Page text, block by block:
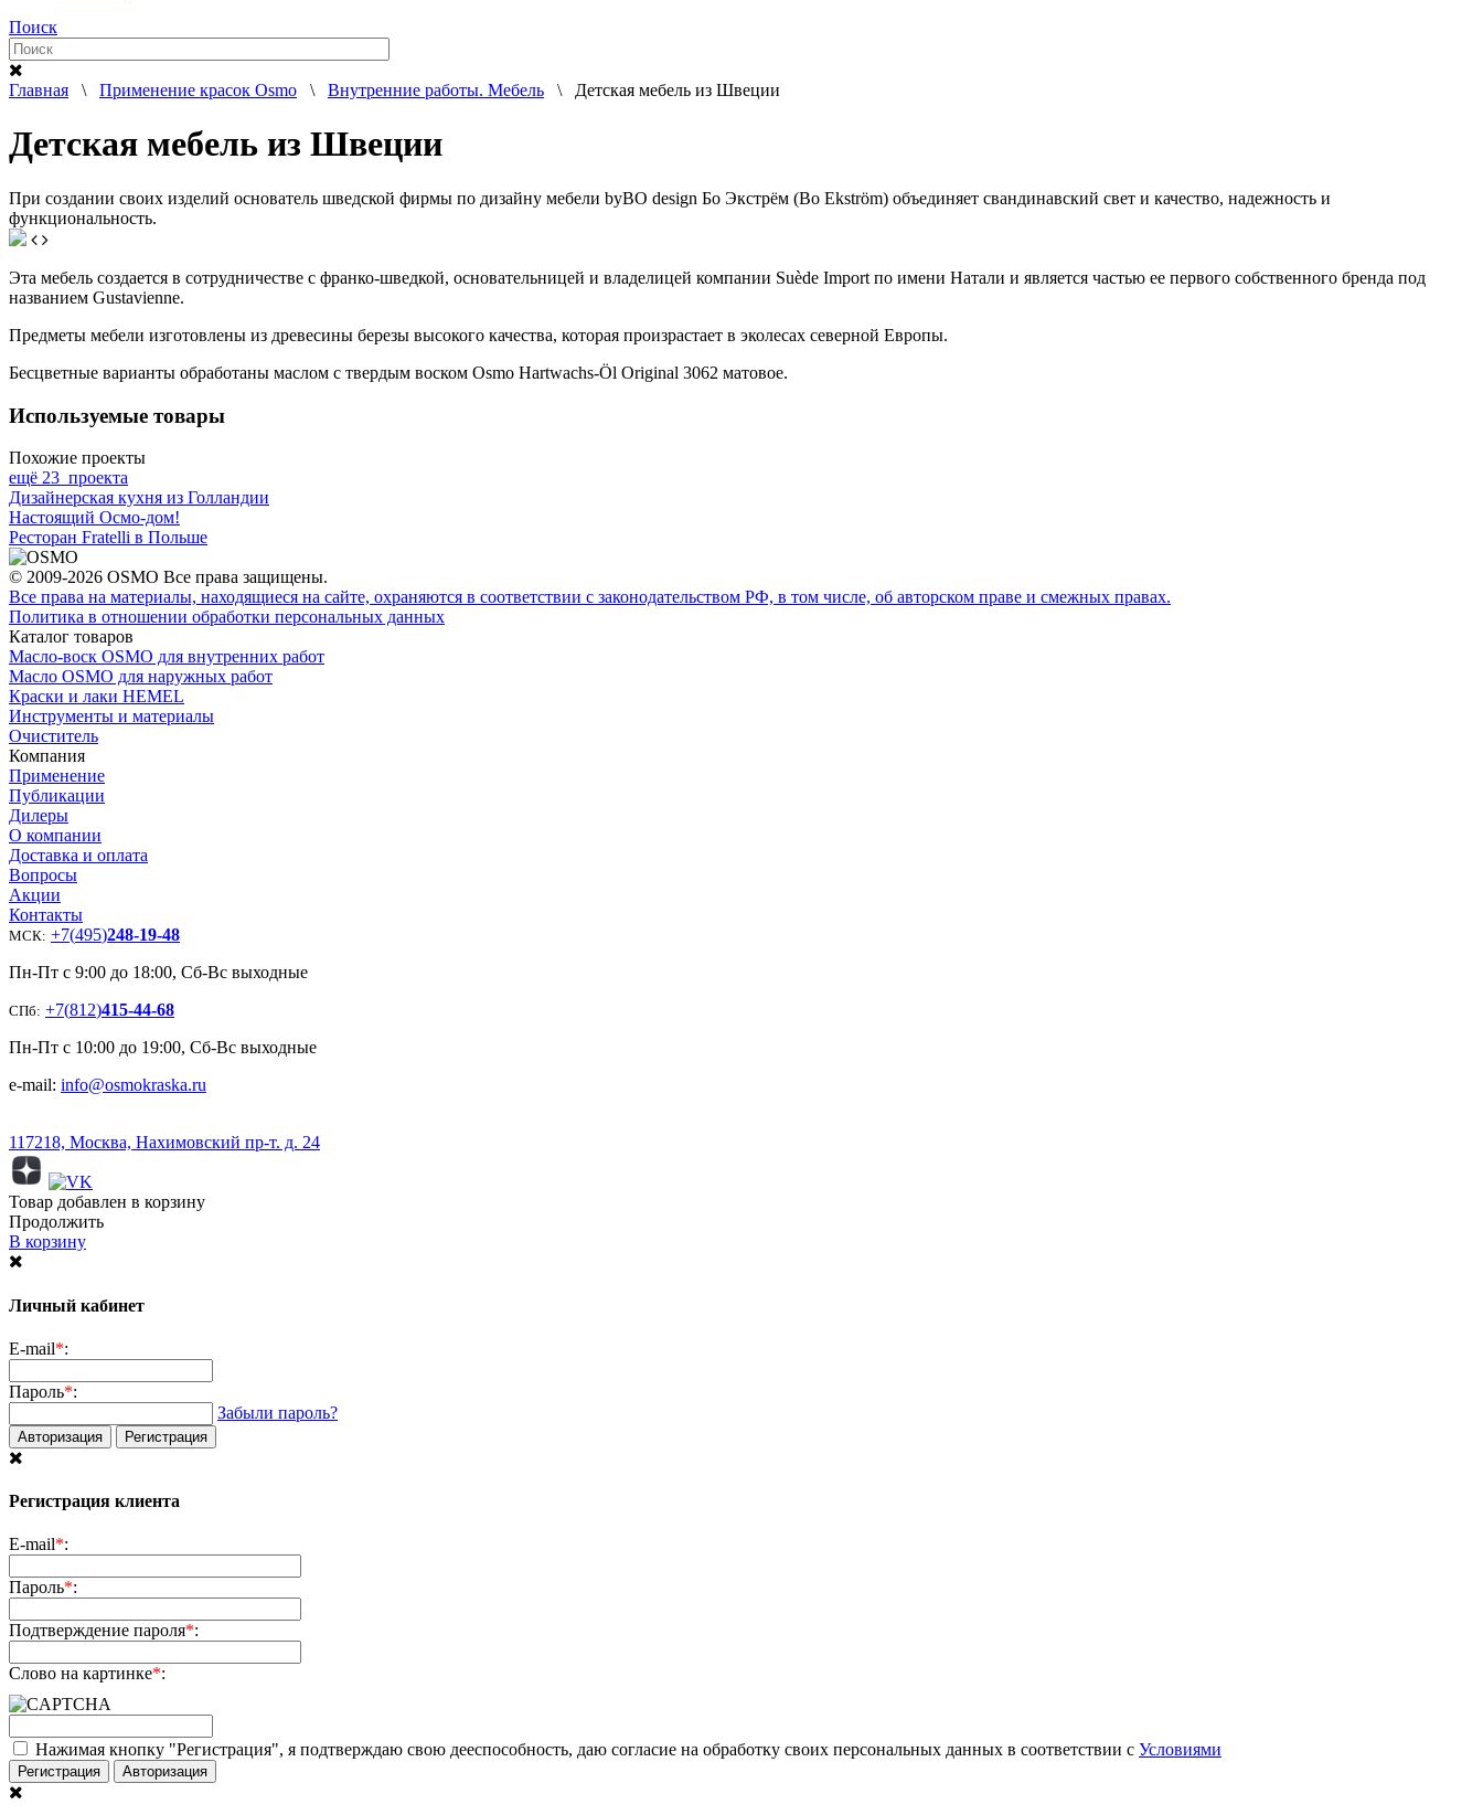
Поиск
Главная \ Применение красок Osmo \ Внутренние работы. Мебель \ Детская мебель из Швеции
Детская мебель из Швеции
При создании своих изделий основатель шведской фирмы по дизайну мебели byBO design Бо Экстрём (Bo Ekström) объединяет свандинавский свет и качество, надежность и
функциональность.
Эта мебель создается в сотрудничестве с франко-шведкой, основательницей и владелицей компании Suède Import по имени Натали и является частью ее первого собственного бренда под
названием Gustavienne.
Предметы мебели изготовлены из древесины березы высокого качества, которая произрастает в эколесах северной Европы.
Бесцветные варианты обработаны маслом с твердым воском Osmo Hartwachs-Öl Original 3062 матовое.
Используемые товары
Похожие проекты
ещё 23 проекта
Дизайнерская кухня из Голландии
Настоящий Осмо-дом!
Ресторан Fratelli в Польше
© 2009-2026 OSMO Все права защищены.
Все права на материалы, находящиеся на сайте, охраняются в соответствии с законодательством РФ, в том числе, об авторском праве и смежных правах.
Политика в отношении обработки персональных данных
Каталог товаров
Масло-воск OSMO для внутренних работ
Масло OSMO для наружных работ
Краски и лаки HEMEL
Инструменты и материалы
Очиститель
Компания
Применение
Публикации
Дилеры
О компании
Доставка и оплата
Вопросы
Акции
Контакты
МСК: +7(495)248-19-48
Пн-Пт с 9:00 до 18:00, Сб-Вс выходные
СПб: +7(812)415-44-68
Пн-Пт с 10:00 до 19:00, Сб-Вс выходные
e-mail: info@osmokraska.ru
117218, Москва, Нахимовский пр-т. д. 24
Товар добавлен в корзину
Продолжить
В корзину
Личный кабинет
E-mail*:
Пароль*:
Забыли пароль?
Авторизация Регистрация
Регистрация клиента
E-mail*:
Пароль*:
Подтверждение пароля*:
Слово на картинке*:
Нажимая кнопку "Регистрация", я подтверждаю свою дееспособность, даю согласие на обработку своих персональных данных в соответствии с Условиями
Регистрация Авторизация